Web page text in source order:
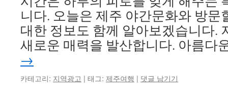
니다. 오늘은 제주 야간문화와 방문
대한 정보도 함께 알아보겠습니다.
새로운 매력을 발산합니다. 아름
→
카테고리: 지역광고 | 태그: 제주여행 | 댓글 남기기